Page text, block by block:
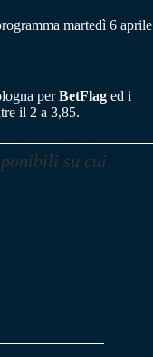
martedì 6 aprile
perBetFlag ed i
il 2 a 3,85.
su cui